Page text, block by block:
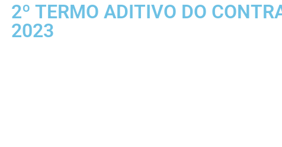
2º TERMO ADITIVO DO
2023